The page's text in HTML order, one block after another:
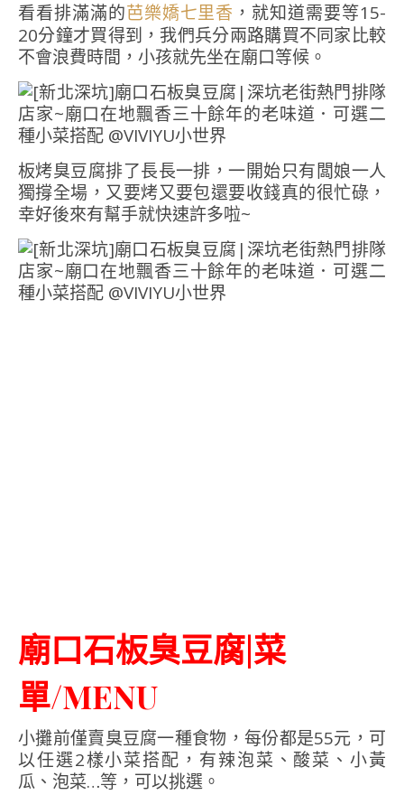
看看排滿滿的芭樂嬌七里香 ，就知道需要等15-
20分鐘才買得到，我們兵分兩路購買不同家比較
不會浪費時間，小孩就先坐在廟口等候。
板烤臭豆腐排了長長一排，一開始只有闆娘一人
獨撐全場，又要烤又要包還要收錢真的很忙碌，
幸好後來有幫手就快速許多啦~
廟口石板臭豆腐|菜
單/MENU
小攤前僅賣臭豆腐一種食物，每份都是55元，可
以任選2樣小菜搭配，有辣泡菜、酸菜、小黃
瓜、泡菜…等，可以挑選。